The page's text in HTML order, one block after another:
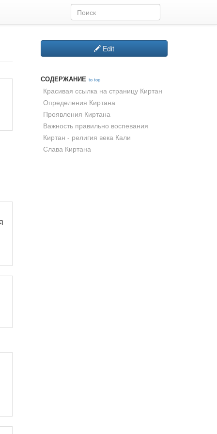
Edit
СОДЕРЖАНИЕ to top
Красивая ссылка на страницу Киртан
Определения Киртана
Проявления Киртана
Важность правильно воспевания
Киртан - религия века Кали
Слава Киртана